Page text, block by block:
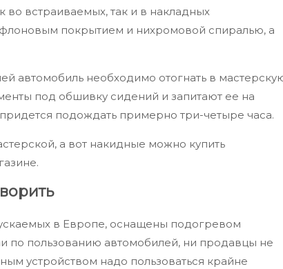
во встраиваемых, так и в накладных
покрытием и нихромовой спиралью, а
автомобиль необходимо отогнать в
под обшивку сидений и запитают ее на
подождать примерно три-четыре часа.
а вот накидные можно купить
в Европе, оснащены подогревом
по пользованию автомобилей, ни продавцы не
устройством надо пользоваться крайне